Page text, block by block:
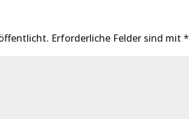
Erforderliche Felder sind mit*